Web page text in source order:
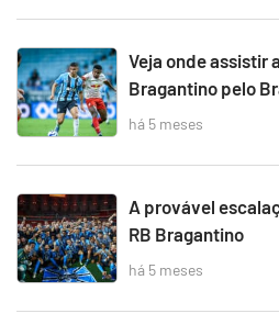
Veja onde assistir
Bragantino pelo
há 5 meses
A provável
RB Bragantino
há 5 meses